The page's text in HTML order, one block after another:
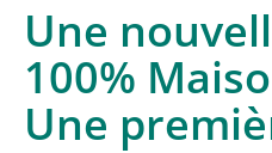
Une
100%
Une